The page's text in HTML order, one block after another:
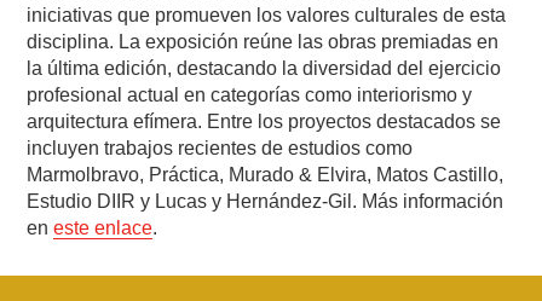
iniciativas que promueven los valores culturales de esta
disciplina. La exposición reúne las obras premiadas en
la última edición, destacando la diversidad del ejercicio
profesional actual en categorías como interiorismo y
arquitectura efímera. Entre los proyectos destacados se
incluyen trabajos recientes de estudios como
Marmolbravo, Práctica, Murado & Elvira, Matos Castillo,
Estudio DIIR y Lucas y Hernández-Gil. Más información
eneste enlace.